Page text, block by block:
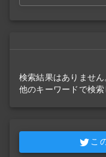
検索結果はありません
他のキーワードで検索
こ